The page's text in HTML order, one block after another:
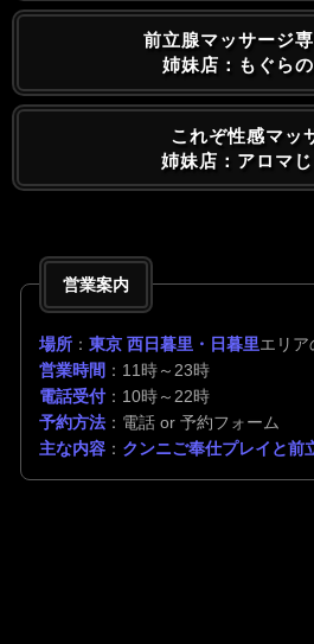
前立腺マッサージ
姉妹店：もぐら
これぞ性感マッ
姉妹店：アロマ
営業案内
場所 ： 東京 西日暮里・日暮里エリ
営業時間 ：11時～23時
電話受付：10時～22時
予約方法 ：電話 or 予約フォーム
主な内容 ： クンニご奉仕プレイと前